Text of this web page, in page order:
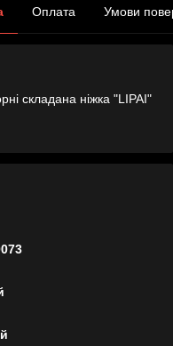
Оплата Умови
складана ніжка "LIPAI"